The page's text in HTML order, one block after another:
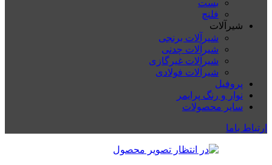
بست
فلنچ
شیرآلات
شیرآلات برنجی
شیرآلات چدنی
شیرآلات غیرگازی
شیرآلات فولادی
پروفیل
نوار و رنگ پرایمر
سایر محصولات
ارتباط باما